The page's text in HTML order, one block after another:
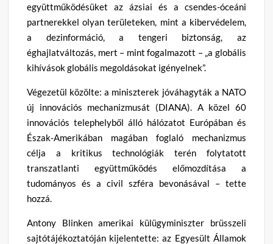
együttműködésüket az ázsiai és a csendes-óceáni
partnerekkel olyan területeken, mint a kibervédelem,
a dezinformáció, a tengeri biztonság, az
éghajlatváltozás, mert – mint fogalmazott – „a globális
kihívások globális megoldásokat igényelnek”.
Végezetül közölte: a miniszterek jóváhagyták a NATO
új innovációs mechanizmusát (DIANA). A közel 60
innovációs telephelyből álló hálózatot Európában és
Észak-Amerikában magában foglaló mechanizmus
célja a kritikus technológiák terén folytatott
transzatlanti együttműködés előmozdítása a
tudományos és a civil szféra bevonásával – tette
hozzá.
Antony Blinken amerikai külügyminiszter brüsszeli
sajtótájékoztatóján kijelentette: az Egyesült Államok